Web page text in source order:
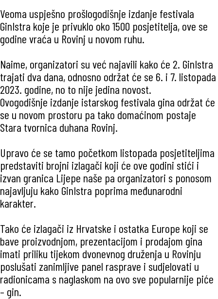
Veoma uspješno prošlogodišnje izdanje festivala
GinIstra koje je privuklo oko 1500 posjetitelja, ove se
godine vraća u Rovinj u novom ruhu.
Naime, organizatori su već najavili kako će 2. GinIstra
trajati dva dana, odnosno održat će se 6. i 7. listopada
2023. godine, no to nije jedina novost.
Ovogodišnje izdanje istarskog festivala gina održat će
se u novom prostoru pa tako domaćinom postaje
Stara tvornica duhana Rovinj.
Upravo će se tamo početkom listopada posjetiteljima
predstaviti brojni izlagači koji će ove godini stići i
izvan granica Lijepe naše pa organizatori s ponosom
najavljuju kako GinIstra poprima međunarodni
karakter.
Tako će izlagači iz Hrvatske i ostatka Europe koji se
bave proizvodnjom, prezentacijom i prodajom gina
imati priliku tijekom dvonevnog druženja u Rovinju
poslušati zanimljive panel rasprave i sudjelovati u
radionicama s naglaskom na ovo sve popularnije piće
– gin.